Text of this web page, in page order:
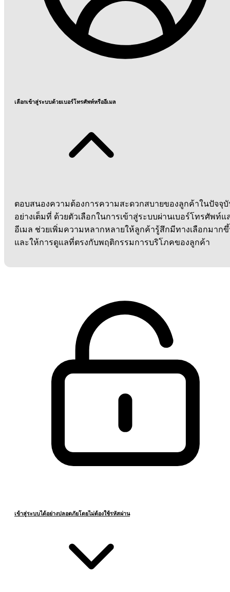
เลือกเข้าสู่ระบบด้วยเบอร์โทรศัพท์หรืออีเมล
ตอบสนองความต้องการความสะดวกสบายของลูกค้าในปัจจุ
อย่างเต็มที่ ด้วยตัวเลือกในการเข้าสู่ระบบผ่านเบอร์โทรศัพท์แ
อีเมล ช่วยเพิ่มความหลากหลายให้ลูกค้ารู้สึกมีทางเลือกมาก
และให้การดูแลที่ตรงกับพฤติกรรมการบริโภคของลูกค้า
เข้าสู่ระบบได้อย่างปลอดภัยโดยไม่ต้องใช้รหัสผ่าน